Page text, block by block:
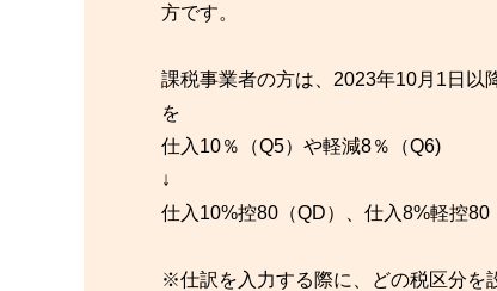
方です。
課税事業者の方は、2023年10月1日以
を
仕入10％（Q5）や軽減8％（Q6)
↓
仕入10%控80（QD）、仕入8%軽控80
※仕訳を入力する際に、どの税区分を